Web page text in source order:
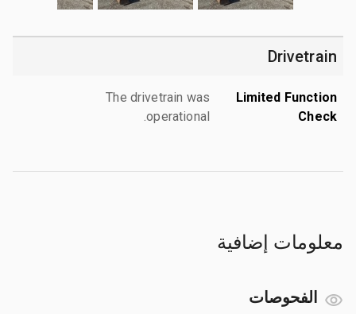
Drivetrain
Limited Function
Check
The drivetrain was
operational.
معلومات إضافية
الفحوصات